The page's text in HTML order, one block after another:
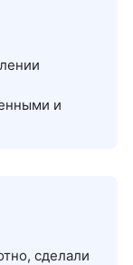
и
сделали